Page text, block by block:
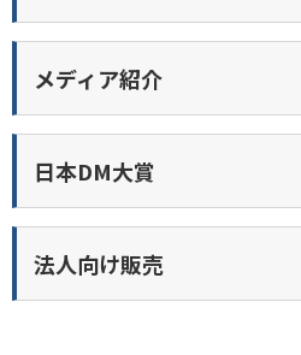
メディア紹介
日本DM大賞
法人向け販売